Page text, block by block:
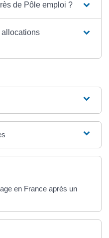
de Pôle emploi ?
allocations
en France après un